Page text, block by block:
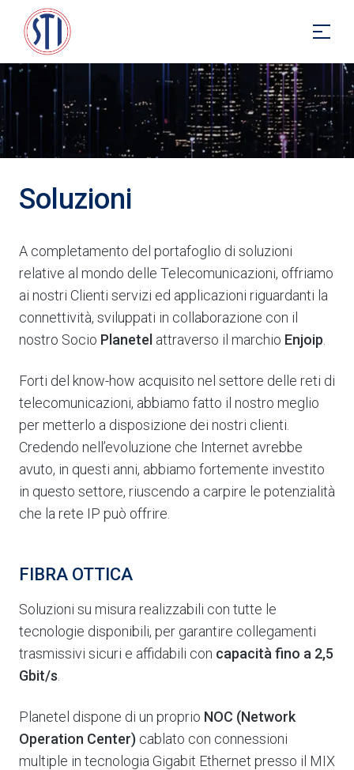
Soluzioni
A completamento del portafoglio di soluzioni
relative al mondo delle Telecomunicazioni, offriamo
ai nostri Clienti servizi ed applicazioni riguardanti la
connettività, sviluppati in collaborazione con il
nostro Socio Planetel attraverso il marchio Enjoip
Forti del know-how acquisito nel settore delle reti di
telecomunicazioni, abbiamo fatto il nostro meglio
per metterlo a disposizione dei nostri clienti.
Credendo nell’evoluzione che Internet avrebbe
avuto, in questi anni, abbiamo fortemente investito
in questo settore, riuscendo a carpire le potenzialità
che la rete IP può offrire.
FIBRA OTTICA
Soluzioni su misura realizzabili con tutte le
tecnologie disponibili, per garantire collegamenti
trasmissivi sicuri e affidabili con capacità fino a 2,5
Gbit/s
Planetel dispone di un proprio NOC (Network
Operation Center) cablato con connessioni
multiple in tecnologia Gigabit Ethernet presso il MIX